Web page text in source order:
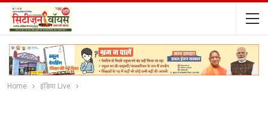
Home इंडिया Live